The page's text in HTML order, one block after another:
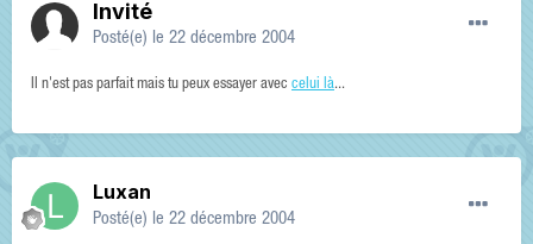
Invité
Posté(e) le 22 décembre 2004
Il n'est pas parfait mais tu peux essayer avec celui là...
Luxan
Posté(e) le 22 décembre 2004